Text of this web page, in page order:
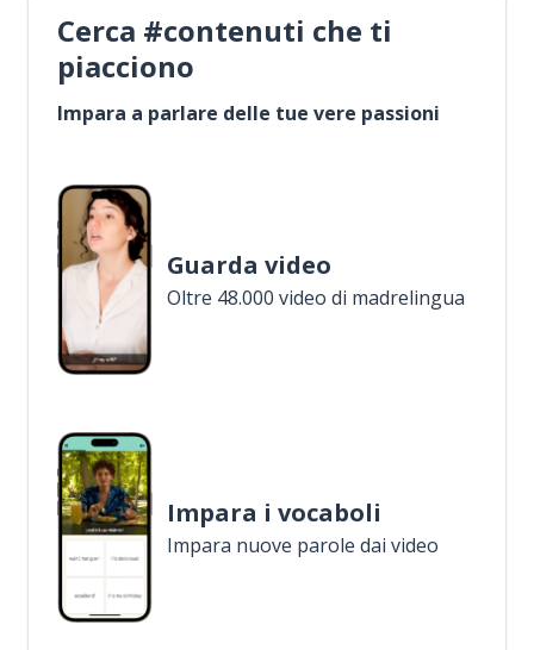
Cerca #contenuti che ti
piacciono
Impara a parlare delle tue vere passioni
Guarda video
Oltre 48.000 video di madrelingua
Impara i vocaboli
Impara nuove parole dai video